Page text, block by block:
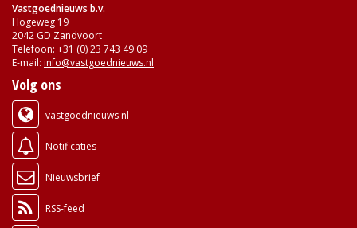
Vastgoednieuws b.v.
Hogeweg 19
2042 GD Zandvoort
Telefoon: +31 (0) 23 743 49 09
E-mail: info@vastgoednieuws.nl
Volg ons
vastgoednieuws.nl
Notificaties
Nieuwsbrief
RSS-feed